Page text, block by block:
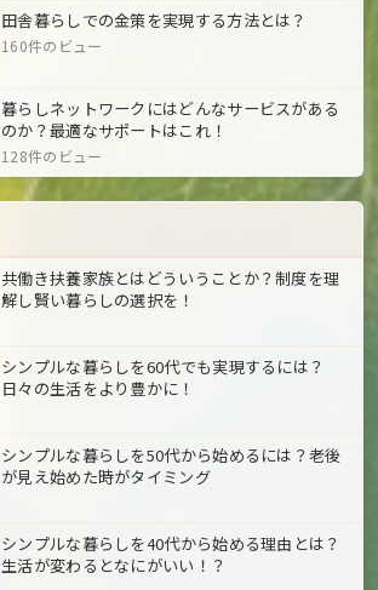
田舎暮らしでの金策を実現する方法とは？
160件のビュー
暮らしネットワークにはどんなサービスがある
のか？最適なサポートはこれ！
128件のビュー
共働き扶養家族とはどういうことか？制度を理
解し賢い暮らしの選択を！
シンプルな暮らしを60代でも実現するには？
日々の生活をより豊かに！
シンプルな暮らしを50代から始めるには？老後
が見え始めた時がタイミング
シンプルな暮らしを40代から始める理由とは？
生活が変わるとなにがいい！？